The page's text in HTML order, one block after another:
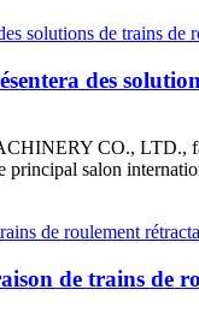
des
CO., LTD.,
salon
de trains de